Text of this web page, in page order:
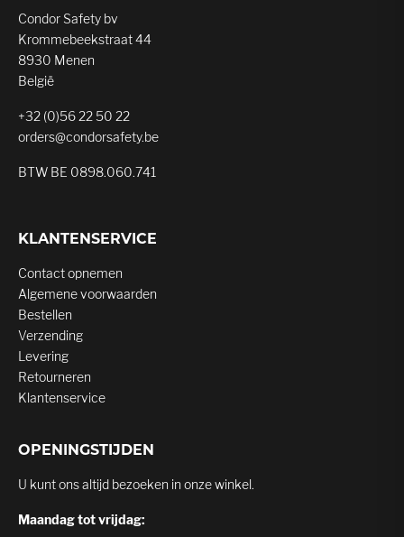
Condor Safety bv
Krommebeekstraat 44
8930 Menen
België
+32 (0)56 22 50 22
orders@condorsafety.be
BTW BE 0898.060.741
KLANTENSERVICE
Contact opnemen
Algemene voorwaarden
Bestellen
Verzending
Levering
Retourneren
Klantenservice
OPENINGSTIJDEN
U kunt ons altijd bezoeken in onze winkel.
Maandag tot vrijdag: